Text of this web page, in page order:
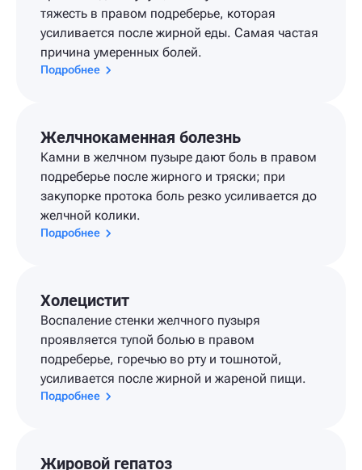
тяжесть в правом подреберье, которая
усиливается после жирной еды. Самая частая
причина умеренных болей.
Подробнее
Желчнокаменная болезнь
Камни в желчном пузыре дают боль в правом
подреберье после жирного и тряски; при
закупорке протока боль резко усиливается до
желчной колики.
Подробнее
Холецистит
Воспаление стенки желчного пузыря
проявляется тупой болью в правом
подреберье, горечью во рту и тошнотой,
усиливается после жирной и жареной пищи.
Подробнее
Жировой гепатоз